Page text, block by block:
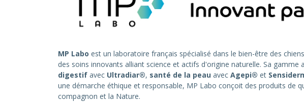
MP Labo est un laboratoire français spécialisé dans le bien-être des
des soins innovants alliant science et actifs d'origine naturelle. Sa
digestif avec Ultradiar®, santé de la peau avec Agepi® et
une démarche éthique et responsable, MP Labo conçoit des produits de
compagnon et la Nature.